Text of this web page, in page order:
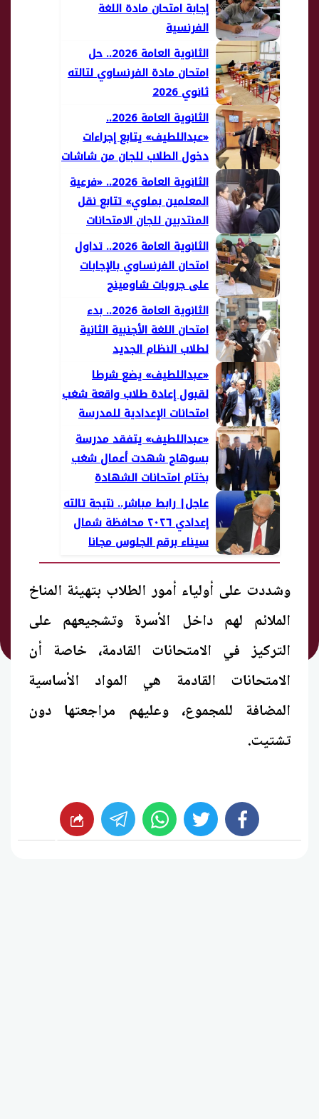
إجابة امتحان مادة اللغة
الفرنسية
الثانوية العامة 2026.. حل
امتحان مادة الفرنساوي لتالته
ثانوي 2026
الثانوية العامة 2026..
«عبداللطيف» يتابع إجراءات
دخول الطلاب للجان من شاشات
المراقبة المباشرة
الثانوية العامة 2026.. «فرعية
المعلمين بملوي» تتابع نقل
المنتدبين للجان الامتحانات
الثانوية العامة 2026.. تداول
امتحان الفرنساوي بالإجابات
على جروبات شاومينج
الثانوية العامة 2026.. بدء
امتحان اللغة الأجنبية الثانية
لطلاب النظام الجديد
«عبداللطيف» يضع شرطا
لقبول إعادة طلاب واقعة شغب
امتحانات الإعدادية للمدرسة
بسوهاج
«عبداللطيف» يتفقد مدرسة
بسوهاج شهدت أعمال شغب
بختام امتحانات الشهادة
الإعدادية
عاجل| رابط مباشر.. نتيجة تالته
إعدادي ٢٠٢٦ محافظة شمال
سيناء برقم الجلوس مجانا
وشددت على أولياء أمور الطلاب بتهيئة المناخ
الملائم لهم داخل الأسرة وتشجيعهم على
التركيز في الامتحانات القادمة، خاصة أن
الامتحانات القادمة هي المواد الأساسية
المضافة للمجموع، وعليهم مراجعتها دون
تشتيت.
facebook
twitter
whats شارك